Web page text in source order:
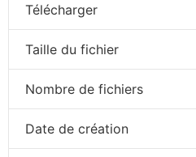
Télécharger
Taille du fichier
Nombre de fichiers
Date de création